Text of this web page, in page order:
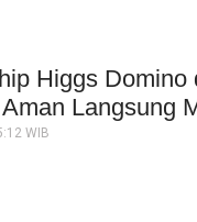
Higgs Domino
Langsung
WIB